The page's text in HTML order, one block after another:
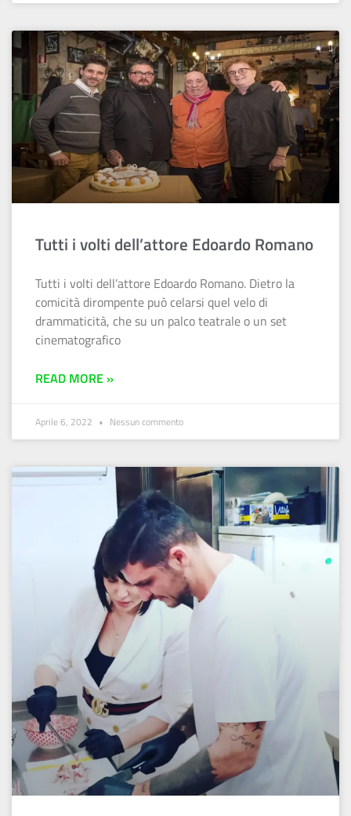
Tutti i volti dell’attore Edoardo Romano
Tutti i volti dell’attore Edoardo Romano. Dietro la
comicità dirompente può celarsi quel velo di
drammaticità, che su un palco teatrale o un set
cinematografico
READ MORE »
Aprile 6, 2022 Nessun commento